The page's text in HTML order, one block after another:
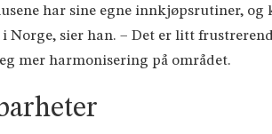
har sine egne innkjøpsrutiner,
Norge, sier han. – Det er litt
mer harmonisering på området.